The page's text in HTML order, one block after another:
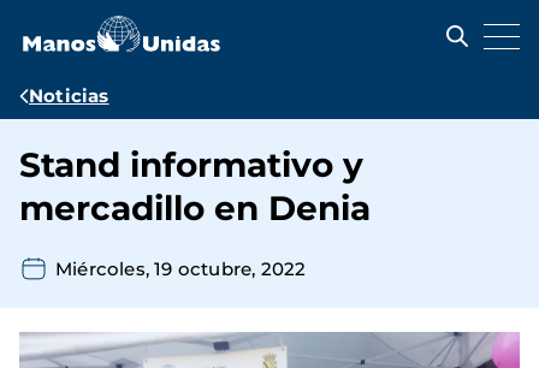
contenido
Ruta
navegación
Noticias
Stand informativo y
mercadillo en Denia
Miércoles, 19 octubre, 2022